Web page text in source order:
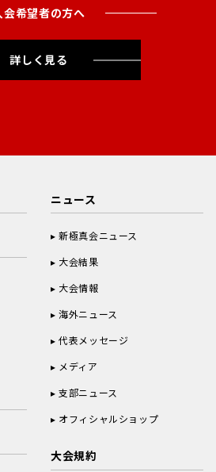
会希望者の方へ
詳しく見る
ニュース
新極真会ニュース
大会結果
大会情報
海外ニュース
代表メッセージ
メディア
支部ニュース
オフィシャルショップ
大会規約